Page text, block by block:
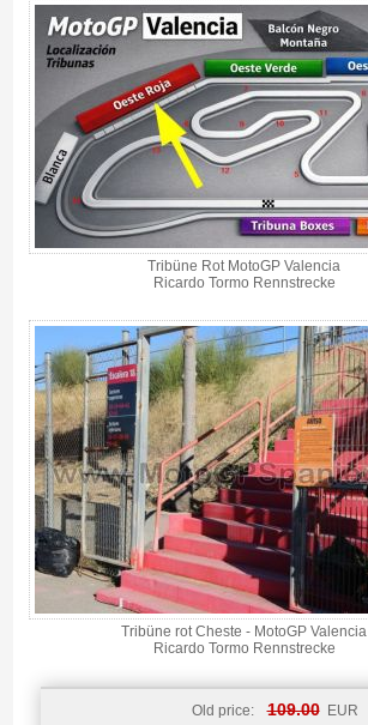
Tribüne Rot MotoGP Valencia
Ricardo Tormo Rennstrecke
Tribüne rot Cheste - MotoGP Valencia
Ricardo Tormo Rennstrecke
Old price: 109.00 EUR